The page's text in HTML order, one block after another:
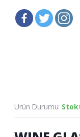
Ürün Durumu: